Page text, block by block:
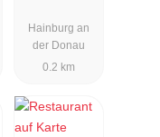
Hainburg an
der Donau
0.2 km